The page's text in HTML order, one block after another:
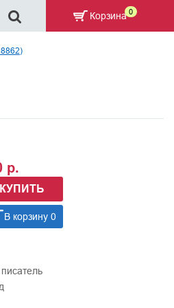
р.
КУПИТЬ
В корзину 0
Корзина 0